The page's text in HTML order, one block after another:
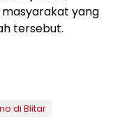
yang
tersebut.
di Blitar